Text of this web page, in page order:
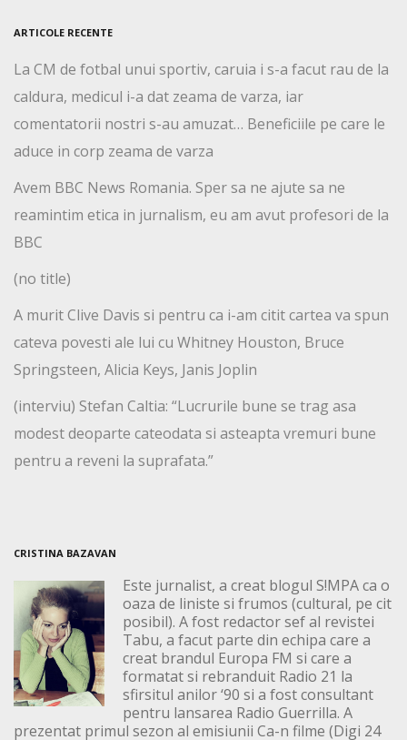
ARTICOLE RECENTE
La CM de fotbal unui sportiv, caruia i s-a facut rau de la
caldura, medicul i-a dat zeama de varza, iar
comentatorii nostri s-au amuzat… Beneficiile pe care le
aduce in corp zeama de varza
Avem BBC News Romania. Sper sa ne ajute sa ne
reamintim etica in jurnalism, eu am avut profesori de la
BBC
(no title)
A murit Clive Davis si pentru ca i-am citit cartea va spun
cateva povesti ale lui cu Whitney Houston, Bruce
Springsteen, Alicia Keys, Janis Joplin
(interviu) Stefan Caltia: “Lucrurile bune se trag asa
modest deoparte cateodata si asteapta vremuri bune
pentru a reveni la suprafata.”
CRISTINA BAZAVAN
Este jurnalist, a creat blogul S!MPA ca o
oaza de liniste si frumos (cultural, pe cit
posibil). A fost redactor sef al revistei
Tabu, a facut parte din echipa care a
creat brandul Europa FM si care a
formatat si rebranduit Radio 21 la
sfirsitul anilor ‘90 si a fost consultant
pentru lansarea Radio Guerrilla. A
prezentat primul sezon al emisiunii Ca-n filme (Digi 24